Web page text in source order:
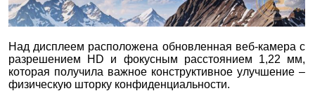
Над дисплеем расположена обновленная веб-камера с
разрешением HD и фокусным расстоянием 1,22 мм,
которая получила важное конструктивное улучшение –
физическую шторку конфиденциальности.